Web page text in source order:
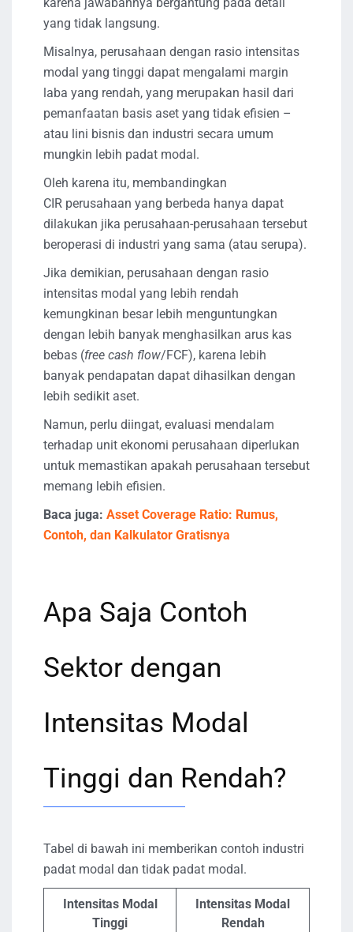
yang tidak langsung.
Misalnya, perusahaan dengan rasio intensitas
modal yang tinggi dapat mengalami margin
laba yang rendah, yang merupakan hasil dari
pemanfaatan basis aset yang tidak efisien –
atau lini bisnis dan industri secara umum
mungkin lebih padat modal.
Oleh karena itu, membandingkan
CIR perusahaan yang berbeda hanya dapat
dilakukan jika perusahaan-perusahaan tersebut
beroperasi di industri yang sama (atau serupa).
Jika demikian, perusahaan dengan rasio
intensitas modal yang lebih rendah
kemungkinan besar lebih menguntungkan
dengan lebih banyak menghasilkan arus kas
bebas (free cash flow/FCF), karena lebih
banyak pendapatan dapat dihasilkan dengan
lebih sedikit aset.
Namun, perlu diingat, evaluasi mendalam
terhadap unit ekonomi perusahaan diperlukan
untuk memastikan apakah perusahaan tersebut
memang lebih efisien.
Baca juga: Asset Coverage Ratio: Rumus,
Contoh, dan Kalkulator Gratisnya
Apa Saja Contoh
Sektor dengan
Intensitas Modal
Tinggi dan Rendah?
Tabel di bawah ini memberikan contoh industri
padat modal dan tidak padat modal.
Intensitas Modal
Tinggi
Intensitas Modal
Rendah